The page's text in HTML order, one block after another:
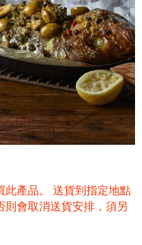
產品。 送貨到指定地點
會取消送貨安排，須另